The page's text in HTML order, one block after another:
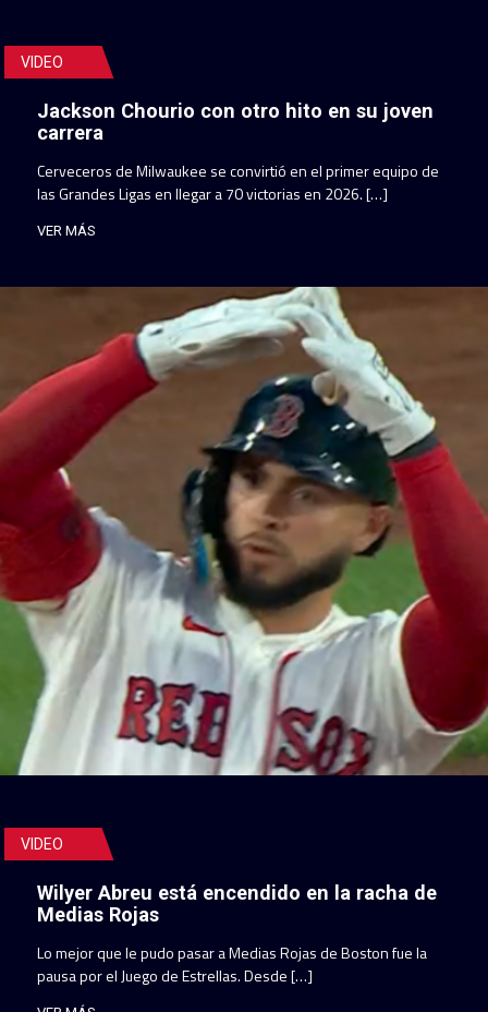
VIDEO
Jackson Chourio con otro hito en su joven
carrera
Cerveceros de Milwaukee se convirtió en el primer equipo de
las Grandes Ligas en llegar a 70 victorias en 2026. […]
VER MÁS
VIDEO
Wilyer Abreu está encendido en la racha de
Medias Rojas
Lo mejor que le pudo pasar a Medias Rojas de Boston fue la
pausa por el Juego de Estrellas. Desde […]